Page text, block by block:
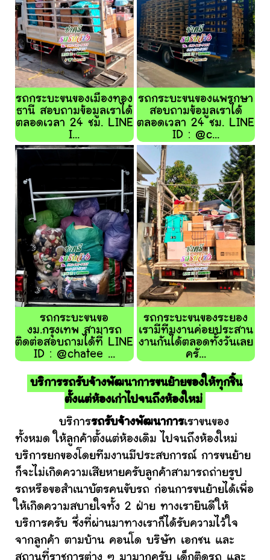
รถกระบะขนของเมืองทอง
ธานี สอบถามข้อมูลเราได้
ตลอดเวลา 24 ชม. LINE
I...
รถกระบะขนของแพรกษา
สอบถามข้อมูลเราได้
ตลอดเวลา 24 ชม. LINE
ID : @c...
รถกระบะขนขอ
งม.กรุงเทพ สามารถ
ติดต่อสอบถามได้ที่ LINE
ID : @chatee ...
รถกระบะขนของระยอง
เรามีทีมงานค่อยประสาน
งานกันได้ตลอดทั้งวันเลย
ครั...
บริการรถรับจ้างพัฒนาการขนย้ายของให้ทุกชิ้น
ตั้งแต่ห้องเก่าไปจนถึงห้องใหม่
บริการรถรับจ้างพัฒนาการเราขนของ
ทั้งหมด ให้ลูกค้าตั้งแต่ห้องเดิม ไปจนถึงห้องใหม่
บริการยกของโดยทีมงานมีประสบการณ์ การขนย้าย
ก็จะไม่เกิดความเสียหายครับลูกค้าสามารถถ่ายรูป
รถหรือขอสำเนาบัตรคนขับรถ ก่อนการขนย้ายได้เพื่อ
ให้เกิดความสบายใจทั้ง 2 ฝ่าย ทางเรายินดีให้
บริการครับ ซึ่งที่ผ่านมาทางเราก็ได้รับความไว้ใจ
จากลูกค้า ตามบ้าน คอนโด บริษัท เอกชน และ